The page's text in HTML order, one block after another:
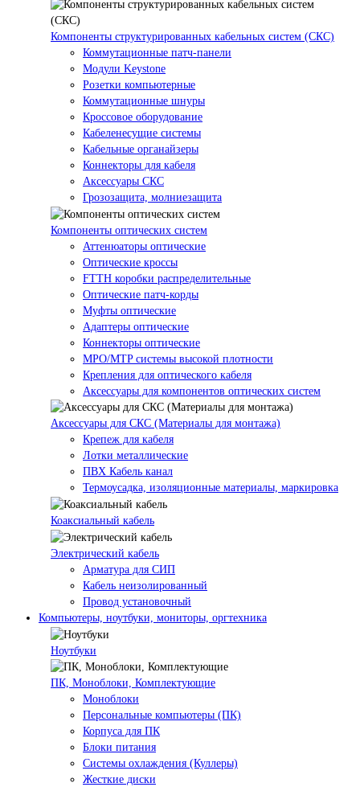
Компоненты структурированных кабельных систем (СКС)
Коммутационные патч-панели
Модули Keystone
Розетки компьютерные
Коммутационные шнуры
Кроссовое оборудование
Кабеленесущие системы
Кабельные органайзеры
Коннекторы для кабеля
Аксессуары СКС
Грозозащита, молниезащита
Компоненты оптических систем
Аттенюаторы оптические
Оптические кроссы
FTTH коробки распределительные
Оптические патч-корды
Муфты оптические
Адаптеры оптические
Коннекторы оптические
MPO/MTP системы высокой плотности
Крепления для оптического кабеля
Аксессуары для компонентов оптических систем
Аксессуары для СКС (Материалы для монтажа)
Крепеж для кабеля
Лотки металлические
ПВХ Кабель канал
Термоусадка, изоляционные материалы, маркировка
Коаксиальный кабель
Электрический кабель
Арматура для СИП
Кабель неизолированный
Провод установочный
Компьютеры, ноутбуки, мониторы, оргтехника
Ноутбуки
ПК, Моноблоки, Комплектующие
Моноблоки
Персональные компьютеры (ПК)
Корпуса для ПК
Блоки питания
Системы охлаждения (Куллеры)
Жесткие диски